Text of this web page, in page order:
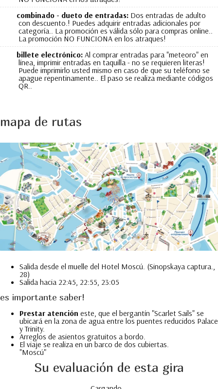
combinado - dueto de entradas: Dos entradas de adulto
con descuento.! Puedes adquirir entradas adicionales por
categoría.. La promoción es válida sólo para compras online..
La promoción NO FUNCIONA en los atraques!
billete electrónico: Al comprar entradas para "meteoro" en
línea, imprimir entradas en taquilla - no se requieren literas!
Puede imprimirlo usted mismo en caso de que su teléfono se
apague repentinamente.. El paso se realiza mediante códigos
QR..
mapa de rutas
Salida desde el muelle del Hotel Moscú. (Sinopskaya captura.,
28)
Salida hacia 22:45, 22:55, 23:05
es importante saber!
Prestar atención este, que el bergantín "Scarlet Sails" se
ubicará en la zona de agua entre los puentes reducidos Palace
y Trinity.
Arreglos de asientos gratuitos a bordo.
El viaje se realiza en un barco de dos cubiertas.
"Moscú"
Su evaluación de esta gira